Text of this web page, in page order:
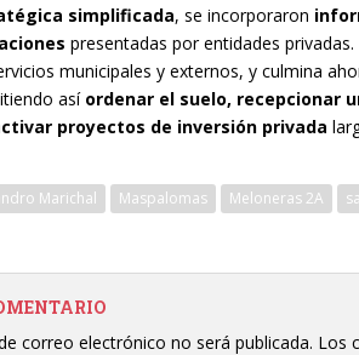
simplificada, se incorporaron
presentadas por entidades
municipales y externos, y culmina
así ordenar el suelo, recepcionar
proyectos de inversión privada
Marichal Maspalomas Meloneras 2A
correo electrónico no será publicada. Los